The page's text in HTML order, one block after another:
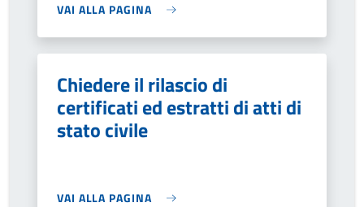
VAI ALLA PAGINA
Chiedere il rilascio di
certificati ed estratti di atti di
stato civile
VAI ALLA PAGINA